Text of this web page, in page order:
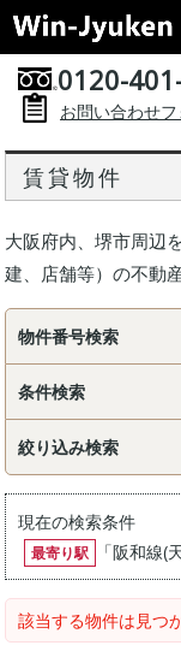
0120-
お問い合わせ
賃貸物件
大阪府内、堺市周辺
建、店舗等）の不動
物件番号検索
条件検索
絞り込み検索
現在の検索条件
最寄り駅
「阪和線(
該当する物件は見つ